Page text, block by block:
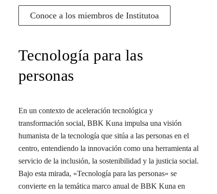
Conoce a los miembros de Institutoa
Tecnología para las
personas
En un contexto de aceleración tecnológica y
transformación social, BBK Kuna impulsa una visión
humanista de la tecnología que sitúa a las personas en el
centro, entendiendo la innovación como una herramienta al
servicio de la inclusión, la sostenibilidad y la justicia social.
Bajo esta mirada, «Tecnología para las personas» se
convierte en la temática marco anual de BBK Kuna en